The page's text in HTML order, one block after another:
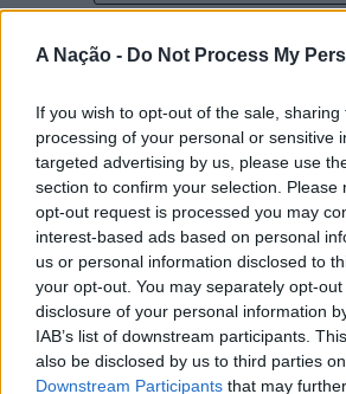
A Nação - Do Not Process My
If you wish to opt-out of the sale,
processing of your personal or sensitive
targeted advertising by us, please use
section to confirm your selection. Please
opt-out request is processed you may
interest-based ads based on personal
us or personal information disclosed to
your opt-out. You may separately opt-
disclosure of your personal information
IAB’s list of downstream participants.
also be disclosed by us to third parties
Downstream Participants that may
estimulam continuamente o sistema
cérebro, favorecendo a fadiga
manter a atenção e a procrastinação.
aumentam a sensação de
prolongado pode elevar os níveis de
prejudicar o desempenho cognitivo.
Fabiano de Abreu Agrela Rodrigues
evidências de que o ambiente digital
genéticas na espécie humana. A
afirma, ocorre por meio da
pelo qual os circuitos neurais se
resposta às experiências.
“Millennium Estoril
regressou ao circuito
vitória do francês Luca
Publicado 2 dias atrás on 07/08/2026
Por Ígor Lopes
O “Millennium Estoril Open 2026”